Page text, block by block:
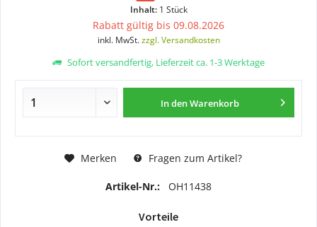
Inhalt: 1 Stück
Rabatt gültig bis 09.08.2026
inkl. MwSt.zzgl. Versandkosten
Sofort versandfertig, Lieferzeit ca. 1-3 Werktage
In denWarenkorb
Merken Fragen zum Artikel?
Artikel-Nr.: OH11438
Vorteile